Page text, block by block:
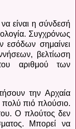
είναι η σύνδεσή
Συγχρόνως
εσόδων σημαίνει
βελτίωση
αριθμού των
την Αρχαία
πολύ πιό πλούσιο.
Ο πλούτος δεν
Μπορεί να